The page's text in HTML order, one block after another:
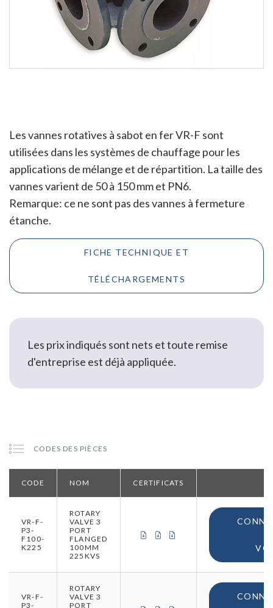
Les vannes rotatives à sabot en fer VR-F sont
utilisées dans les systèmes de chauffage pour les
applications de mélange et de répartition. La taille des
vannes varient de 50 à 150 mm et PN6.
Remarque: ce ne sont pas des vannes à fermeture
étanche.
FICHE TECHNIQUE ET
TÉLÉCHARGEMENTS
Les prix indiqués sont nets et toute remise
d'entreprise est déjà appliquée.
CODES DES PIÈCES
CODE NOM CERTIFICATS
VR-F-
P3-
F100-
K225
ROTARY
VALVE 3
PORT
FLANGED
100MM
225KVS
CERTIFICAT DE CONFORMITÉ
CERTIFICAT DE
VR-F-
P3-
ROTARY
VALVE 3
PORT